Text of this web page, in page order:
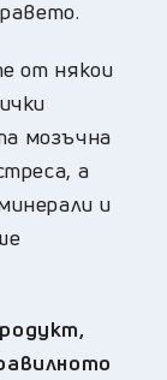
от някои
мозъчна
а
и